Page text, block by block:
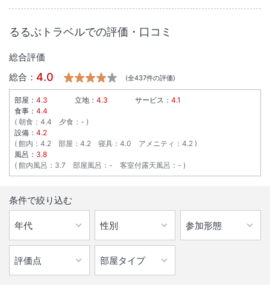
るるぶトラベルでの評価・口コミ
総合評価
総合： 4.0 (全437件の評価)
部屋： 4.3 立地： 4.3 サービス： 4.1
食事： 4.4
朝食 ： 4.4 夕食 ： -
設備： 4.2
館内 ： 4.2 部屋 ： 4.2 寝具 ： 4.0 アメニティ ： 4.2
風呂： 3.8
館内風呂 ： 3.7 部屋風呂 ： - 客室付露天風呂 ： -
条件で絞り込む